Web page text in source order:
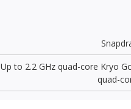
Up to 2.2 GHz quad-core Kryo
quad-